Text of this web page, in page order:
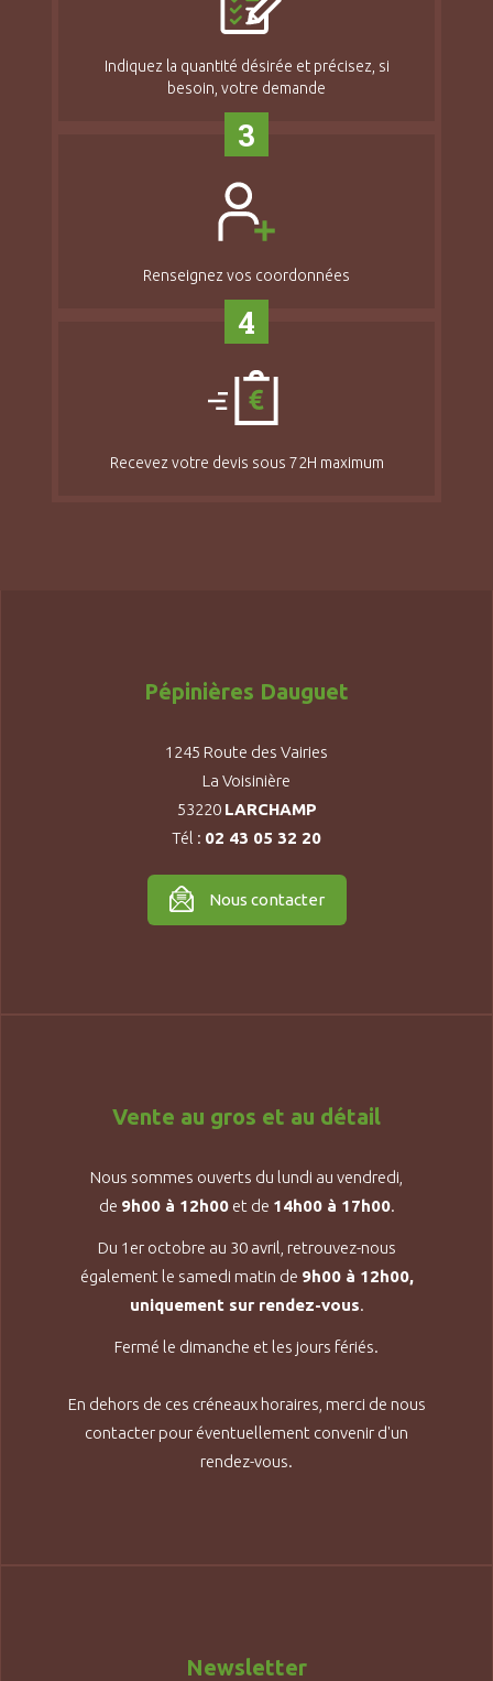
Indiquez la quantité désirée et précisez, si
besoin, votre demande
3
Renseignez vos coordonnées
4
Recevez votre devis sous 72H maximum
Pépinières Dauguet
1245 Route des Vairies
La Voisinière
53220 LARCHAMP
Tél : 02 43 05 32 20
Nous contacter
Vente au gros et au détail
Nous sommes ouverts du lundi au vendredi,
de 9h00 à 12h00et de 14h00 à 17h00.
Du 1er octobre au 30 avril, retrouvez-nous
également le samedi matin de 9h00 à 12h00,
uniquement sur rendez-vous.
Fermé le dimanche et les jours fériés.
En dehors de ces créneaux horaires, merci de nous
contacter pour éventuellement convenir d'un
rendez-vous.
Newsletter